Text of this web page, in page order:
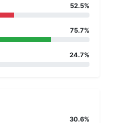
52.5%
75.7%
24.7%
30.6%